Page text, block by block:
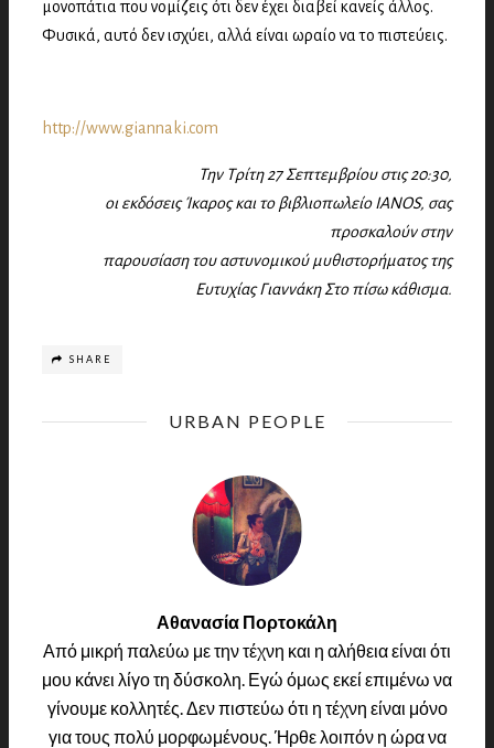
μονοπάτια που νομίζεις ότι δεν έχει διαβεί κανείς άλλος.
Φυσικά, αυτό δεν ισχύει, αλλά είναι ωραίο να το πιστεύεις.
http://www.giannaki.com
Την Τρίτη 27 Σεπτεμβρίου στις 20:30,
οι εκδόσεις Ίκαρος και το βιβλιοπωλείο IANOS, σας
προσκαλούν στην
παρουσίαση του αστυνομικού μυθιστορήματος της
Ευτυχίας Γιαννάκη Στο πίσω κάθισμα.
SHARE
URBAN PEOPLE
Αθανασία Πορτοκάλη
Από μικρή παλεύω με την τέχνη και η αλήθεια είναι ότι
μου κάνει λίγο τη δύσκολη. Εγώ όμως εκεί επιμένω να
γίνουμε κολλητές. Δεν πιστεύω ότι η τέχνη είναι μόνο
για τους πολύ μορφωμένους. Ήρθε λοιπόν η ώρα να